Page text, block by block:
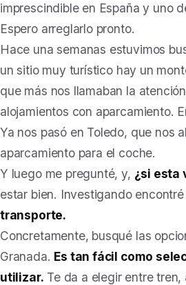
imprescindible en España y uno
Espero arreglarlo pronto.
Hace una semanas estuvimos
un sitio muy turístico hay un
que más nos llamaban la
alojamientos con aparcamiento.
Ya nos pasó en Toledo, que nos
aparcamiento para el coche.
Y luego me pregunté, y, ¿si esta
estar bien. Investigando encontré
transporte.
Concretamente, busqué las
Granada. Es tan fácil como
utilizar. Te da a elegir entre